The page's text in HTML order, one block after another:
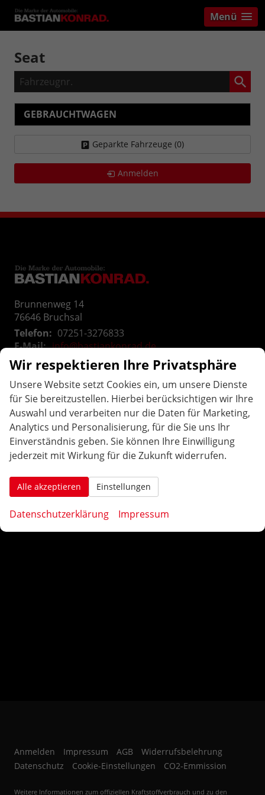
Menü
Seat
Fahrzeugnr.
GEBRAUCHTWAGEN
Geparkte Fahrzeuge (0)
Anmelden
Brunnenweg 14
76646 Bruchsal
Telefon: 07251-3276833
E-Mail: info@bastiankonrad.de
ÖFFNUNGSZEITEN.
Montag bis Freitag:
10:00 Uhr-12:00 Uhr / 14:00 Uhr-18:00 Uhr
Samstag: geschlossen
Weitere Termine nach Vereinbarung:
AAutohaus Konrad in Bruchsal. Ihr Partner für EU-Neuwagen, Reimport Fahrzeuge, gepflegten
Gebrauchtwagen in der Region und dem Umland, Karlsruhe, Durlach, Weingarten, Ettlingen, Rastatt,
Baden-Baden, Offenburg, Achern, Lahr, Bühl, Emmendingen, Braisach, Riegel, Lörrach, Freiburg,
Anmelden Impressum AGB
Widerrufsbelehrung
Datenschutz
Cookie-Einstellungen CO2-Emmission
Weitere Informationen zum offiziellen Kraftstoffverbrauch und zu den
Wir respektieren Ihre Privatsphäre
Unsere Website setzt Cookies ein, um unsere Dienste
für Sie bereitzustellen. Hierbei berücksichtigen wir Ihre
Auswahl und verarbeiten nur die Daten für Marketing,
Analytics und Personalisierung, für die Sie uns Ihr
Einverständnis geben. Sie können Ihre Einwilligung
jederzeit mit Wirkung für die Zukunft widerrufen.
Alle akzeptieren Einstellungen
Datenschutzerklärung Impressum